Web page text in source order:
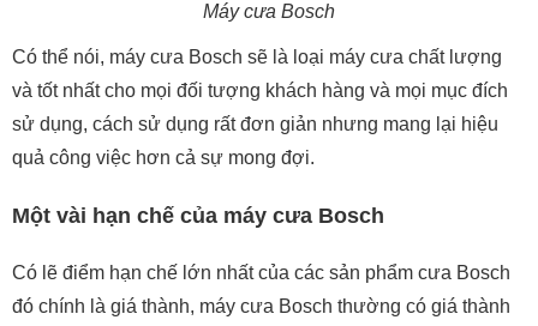
Máy cưa Bosch
Có thể nói, máy cưa Bosch sẽ là loại máy cưa chất lượng
và tốt nhất cho mọi đối tượng khách hàng và mọi mục đích
sử dụng, cách sử dụng rất đơn giản nhưng mang lại hiệu
quả công việc hơn cả sự mong đợi.
Một vài hạn chế của máy cưa Bosch
Có lẽ điểm hạn chế lớn nhất của các sản phẩm cưa Bosch
đó chính là giá thành, máy cưa Bosch thường có giá thành